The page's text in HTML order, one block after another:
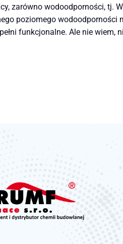
zarówno wodoodporności, tj.
poziomego
funkcjonalne. Ale nie wiem,